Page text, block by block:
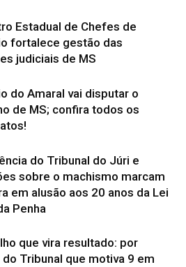
Estadual de Chefes de
fortalece gestão das
judiciais de MS
do Amaral vai disputar o
de MS; confira todos os
do Tribunal do Júri e
sobre o machismo marcam
em alusão aos 20 anos da Lei
Penha
que vira resultado: por
Tribunal que motiva 9 em